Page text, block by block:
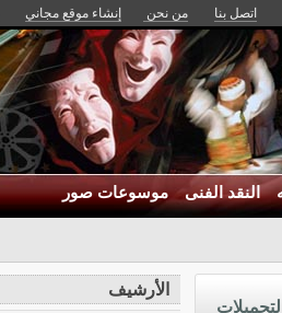
اتصل بنا من نحن إنشاء موقع مجاني
النقد الفنى موسوعات صور
التحميلات
الأرشيف